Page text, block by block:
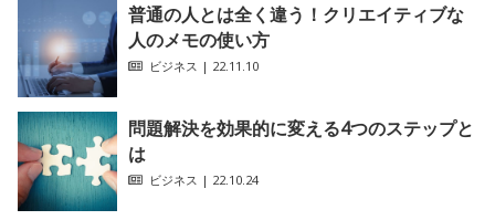
普通の人とは全く違う！クリエイティブな
人のメモの使い方
ビジネス | 22.11.10
問題解決を効果的に変える4つのステップと
は
ビジネス | 22.10.24